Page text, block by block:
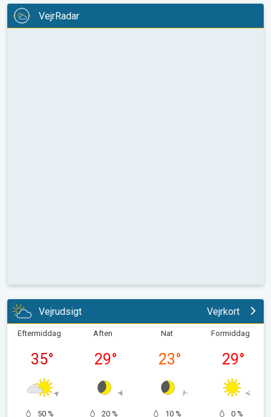
VejrRadar
Vejrudsigt Vejrkort
Eftermiddag
35°
50 %
Aften
29°
20 %
Nat
23°
10 %
Formiddag
29°
0 %